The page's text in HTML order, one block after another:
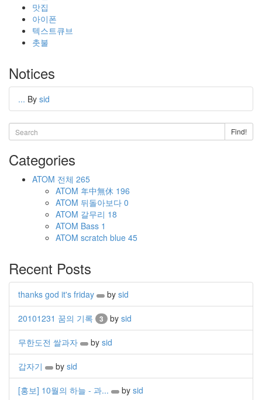
맛집
아이폰
텍스트큐브
촛불
Notices
... By sid
Find!
Categories
ATOM 전체 265
ATOM 年中無休 196
ATOM 뒤돌아보다 0
ATOM 갈무리 18
ATOM Bass 1
ATOM scratch blue 45
Recent Posts
thanks god it's friday by sid
20101231 꿈의 기록 3 by sid
무한도전 쌀과자 by sid
갑자기 by sid
[홍보] 10월의 하늘 - 과... by sid